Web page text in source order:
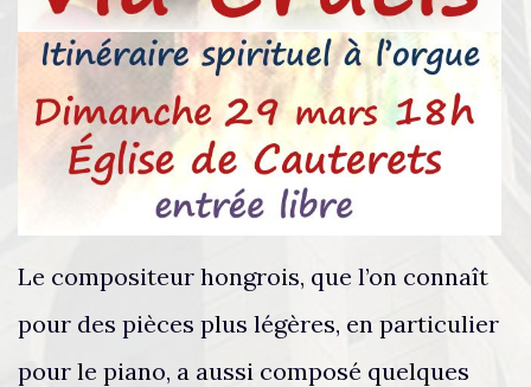
Le compositeur hongrois, que l’on connaît
pour des pièces plus légères, en particulier
pour le piano, a aussi composé quelques